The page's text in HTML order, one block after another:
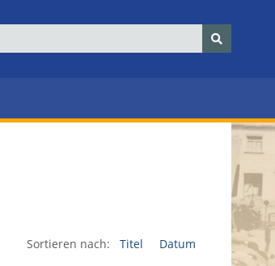
Sortieren nach: Titel Datum